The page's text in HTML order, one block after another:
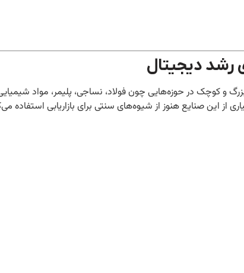
رشد دیجیتال
و کوچک در حوزه‌هایی چون فولاد، نساجی، پلیمر، مواد
این صنایع هنوز از شیوه‌های سنتی برای بازاریابی استفاده